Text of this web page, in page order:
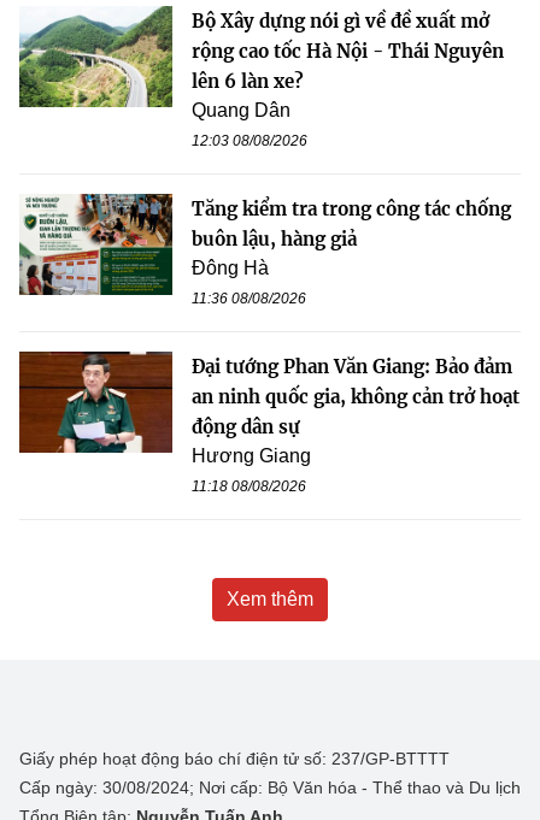
Bộ Xây dựng nói gì về đề xuất mở
rộng cao tốc Hà Nội - Thái Nguyên
lên 6 làn xe?
Quang Dân
12:03 08/08/2026
Tăng kiểm tra trong công tác chống
buôn lậu, hàng giả
Đông Hà
11:36 08/08/2026
Đại tướng Phan Văn Giang: Bảo đảm
an ninh quốc gia, không cản trở hoạt
động dân sự
Hương Giang
11:18 08/08/2026
Xem thêm
Giấy phép hoạt động báo chí điện tử số: 237/GP-BTTTT
Cấp ngày: 30/08/2024; Nơi cấp: Bộ Văn hóa - Thể thao và Du lịch
Tổng Biên tập: Nguyễn Tuấn Anh